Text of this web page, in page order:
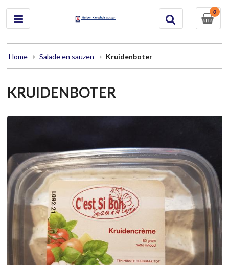
0
Home Salade en sauzen Kruidenboter
KRUIDENBOTER